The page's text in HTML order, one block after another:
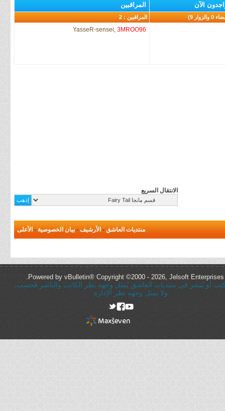
الآن المراقبين
المراقبين : 2
YasseR-sensei, 3MROO96
الانتقال السريع
منتديات العاشق - الأرشيف - بيان الخصوصية - الأعلى
Powered by vBulletin® Copyright ©2000 - 2026, Jelsoft Enterprises
أو يُنشر في منتديات العاشق يُمثل وجهة نظر الكاتب والناشر فحسب،
ولا يمثل وجهه نظر الإدارة